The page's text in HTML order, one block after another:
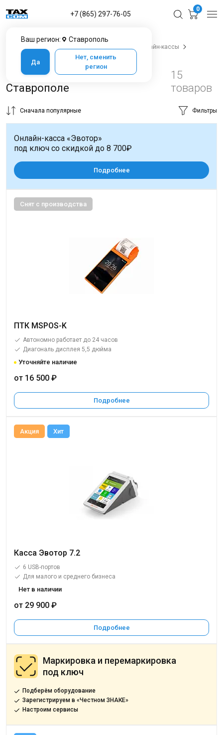
Ваш регион: Ставрополь
Да
Нет, сменить
регион
+7 (865) 297-76-05
0
Онлайн-кассы
Онлайн-касса для ИП
Онлайн кассы для ИП в
Ставрополе
15
товаров
Сначала популярные Фильтры
Снят с производства
ПТК MSPOS-K
Автономно работает до 24 часов
Диагональ дисплея 5,5 дюйма
Уточняйте наличие
от 16 500 ₽
Подробнее
Акция Хит
Касса Эвотор 7.2
6 USB-портов
Для малого и среднего бизнеса
Нет в наличии
от 29 900 ₽
Подробнее
Онлайн-касса «Эвотор»
под ключ со скидкой до 8 700₽
Подробнее
Маркировка и перемаркировка
под ключ
Подберём оборудование
Зарегистрируем в «Честном ЗНАКЕ»
Настроим сервисы